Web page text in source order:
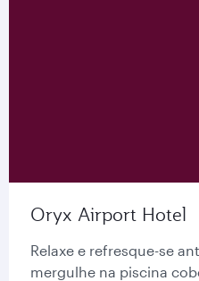
Oryx Airport Hotel
Relaxe e refresque-se
mergulhe na piscina